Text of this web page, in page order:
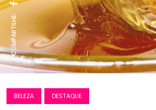
COMPARTILHE:
BELEZA DESTAQUE